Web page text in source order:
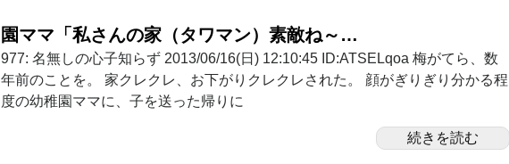
園ママ「私さんの家（タワマン）素敵ね～…
977: 名無しの心子知らず 2013/06/16(日) 12:10:45 ID:ATSELqoa 梅がてら、数
年前のことを。 家クレクレ、お下がりクレクレされた。 顔がぎりぎり分かる程
度の幼稚園ママに、子を送った帰りに
続きを読む